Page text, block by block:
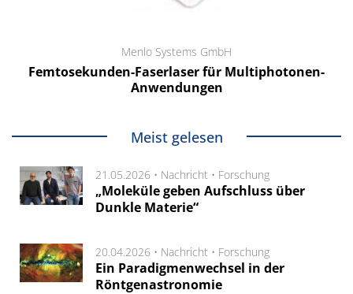
Menlo Systems GmbH
Femtosekunden-Faserlaser für Multiphotonen-
Anwendungen
Meist gelesen
21.05.2026 • Nachricht • Forschung
„Moleküle geben Aufschluss über
Dunkle Materie“
20.04.2026 • Nachricht • Forschung
Ein Paradigmenwechsel in der
Röntgenastronomie